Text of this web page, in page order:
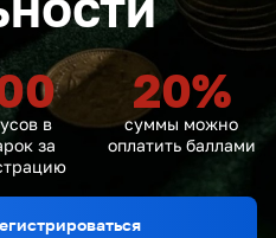
в
за
20%
суммы можно
оплатить баллами